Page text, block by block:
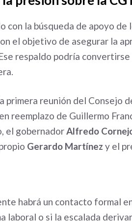
con la búsqueda de apoyo de
el objetivo de asegurar la
respaldo podría
primera reunión del Consejo
reemplazo de Guillermo
el gobernadorAlfredo
Gerardo Martínez y el
habrá un contacto formal
laboral o si la escalada